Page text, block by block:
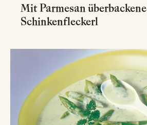
Mit Parmesan überbackene
Schinkenfleckerl